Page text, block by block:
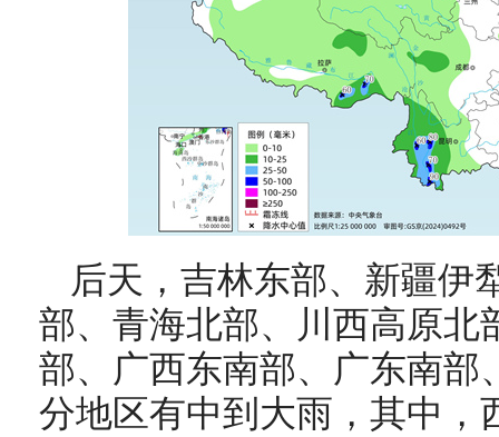
后天， 吉林东部、新疆伊
部、青海北部、川西高原北
部、广西东南部、广东南部
分地区有中到大雨，其中，